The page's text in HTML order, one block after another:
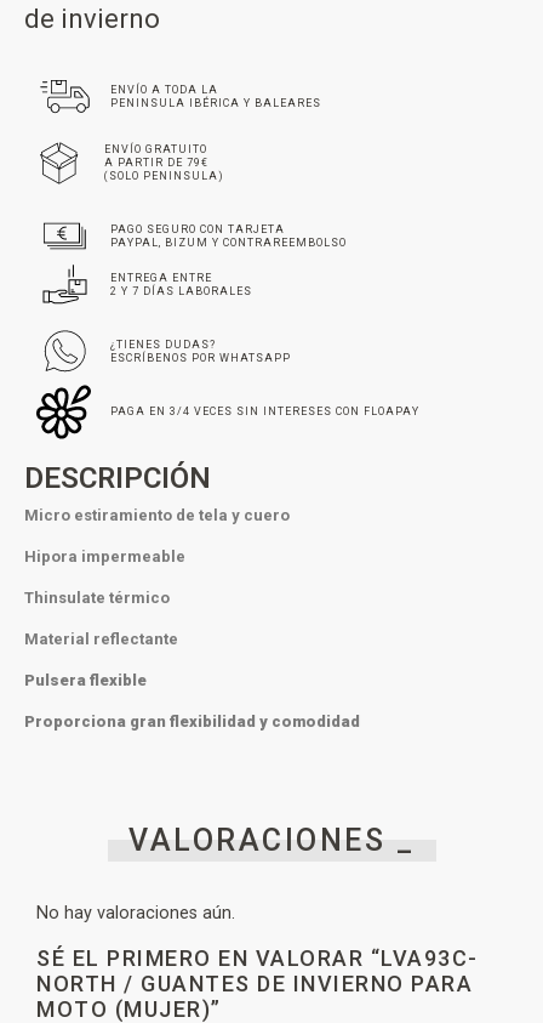
de invierno
ENVÍO A TODA LA
PENINSULA IBÉRICA Y BALEARES
ENVÍO GRATUITO
A PARTIR DE 79€
(SOLO PENINSULA)
PAGO SEGURO CON TARJETA
PAYPAL, BIZUM Y CONTRAREEMBOLSO
ENTREGA ENTRE
2 Y 7 DÍAS LABORALES
¿TIENES DUDAS?
ESCRÍBENOS POR WHATSAPP
PAGA EN 3/4 VECES SIN INTERESES CON FLOAPAY
DESCRIPCIÓN
Micro estiramiento de tela y cuero
Hipora impermeable
Thinsulate térmico
Material reflectante
Pulsera flexible
Proporciona gran flexibilidad y comodidad
VALORACIONES _
No hay valoraciones aún.
SÉ EL PRIMERO EN VALORAR “LVA93C-
NORTH / GUANTES DE INVIERNO PARA
MOTO (MUJER)”